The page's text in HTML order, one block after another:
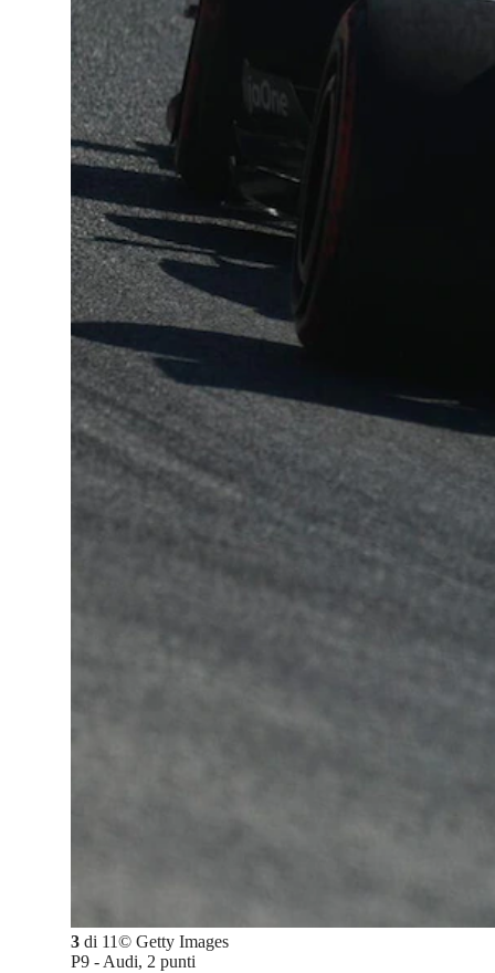
3 di 11© Getty Images
P9 - Audi, 2 punti